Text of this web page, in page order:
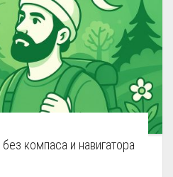
компаса и навигатора